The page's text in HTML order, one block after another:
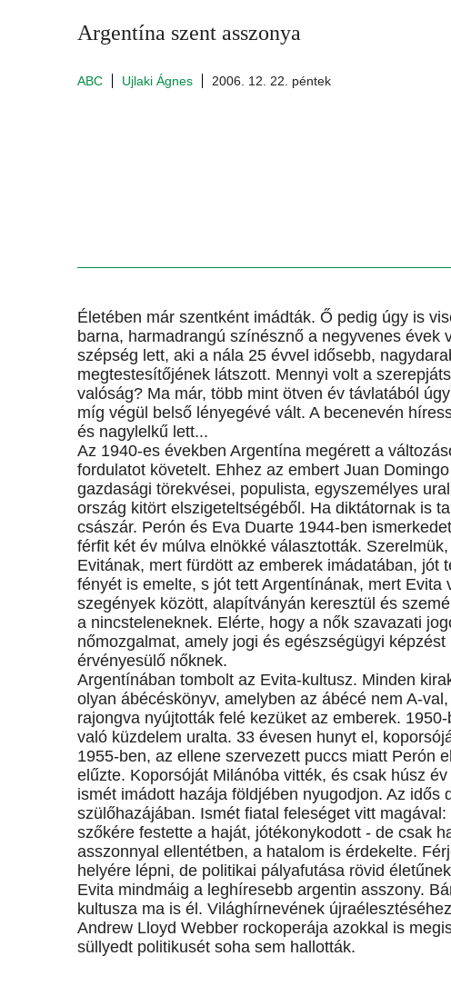
Argentína szent asszonya
ABC Ujlaki Ágnes 2006. 12. 22. péntek
Életében már szentként imádták. Ő pedig úgy is
barna, harmadrangú színésznő a negyvenes
szépség lett, aki a nála 25 évvel idősebb,
megtestesítőjének látszott. Mennyi volt a
valóság? Ma már, több mint ötven év távlatából
míg végül belső lényegévé vált. A becenevén
és nagylelkű lett...
Az 1940-es években Argentína megérett a
fordulatot követelt. Ehhez az embert Juan
gazdasági törekvései, populista, egyszemélyes
ország kitört elszigeteltségéből. Ha diktátornak is
császár. Perón és Eva Duarte 1944-ben
férfit két év múlva elnökké választották.
Evitának, mert fürdött az emberek imádatában, jót
fényét is emelte, s jót tett Argentínának, mert
szegények között, alapítványán keresztül és
a nincsteleneknek. Elérte, hogy a nők szavazati
nőmozgalmat, amely jogi és egészségügyi
érvényesülő nőknek.
Argentínában tombolt az Evita-kultusz. Minden
olyan ábécéskönyv, amelyben az ábécé nem A-
rajongva nyújtották felé kezüket az emberek.
való küzdelem uralta. 33 évesen hunyt el,
1955-ben, az ellene szervezett puccs miatt Perón
elűzte. Koporsóját Milánóba vitték, és csak húsz
ismét imádott hazája földjében nyugodjon. Az
szülőhazájában. Ismét fiatal feleséget vitt
szőkére festette a haját, jótékonykodott - de csak
asszonnyal ellentétben, a hatalom is érdekelte.
helyére lépni, de politikai pályafutása rövid
Evita mindmáig a leghíresebb argentin asszony.
kultusza ma is él. Világhírnevének
Andrew Lloyd Webber rockoperája azokkal is
süllyedt politikusét soha sem hallották.